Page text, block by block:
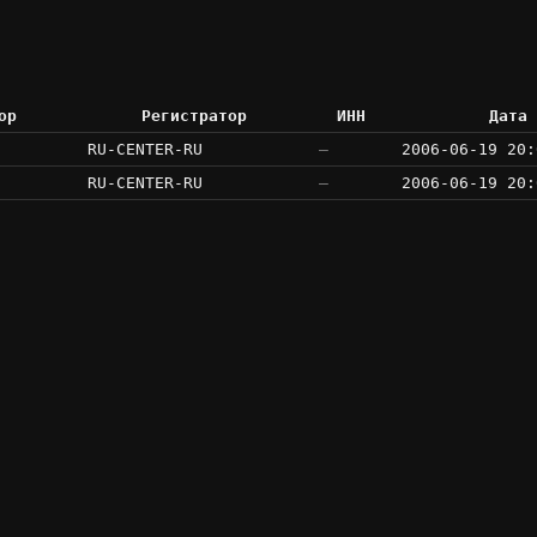
Регистратор ИНН
Дата
RU-CENTER-RU
—
2006-06-19
RU-CENTER-RU
— 2006-06-19